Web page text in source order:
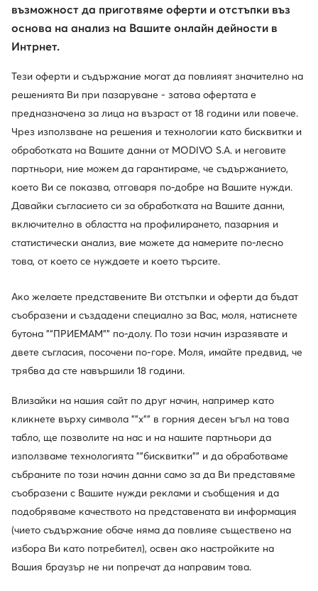
Aldo
Ботуши · Черен
198,89€
Tommy Hilfiger
Ботуши · Тъмносин
183,55€
JOOP!
Ботуши · Черен
188,67€
Polo Ralph Lauren
Ботуши · Черен
669,28 €
възможност да приготвяме оферти и отстъпки въз
основа на анализ на Вашите онлайн дейности в
Интрнет.
Тези оферти и съдържание могат да повлияят значително на
решенията Ви при пазаруване - затова офертата е
предназначена за лица на възраст от 18 години или повече.
Чрез използване на решения и технологии като бисквитки и
обработката на Вашите данни от MODIVO S.A. и неговите
партньори, ние можем да гарантираме, че съдържанието,
което Ви се показва, отговаря по-добре на Вашите нужди.
Давайки съгласието си за обработката на Вашите данни,
включително в областта на профилирането, пазарния и
статистически анализ, вие можете да намерите по-лесно
това, от което се нуждаете и което търсите.
Ако желаете представените Ви отстъпки и оферти да бъдат
съобразени и създадени специално за Вас, моля, натиснете
бутона ""ПРИЕМАМ"" по-долу. По този начин изразявате и
двете съгласия, посочени по-горе. Моля, имайте предвид, че
трябва да сте навършили 18 години.
Влизайки на нашия сайт по друг начин, например като
кликнете върху символа ""x"" в горния десен ъгъл на това
табло, ще позволите на нас и на нашите партньори да
използваме технологията ""бисквитки"" и да обработваме
събраните по този начин данни само за да Ви представяме
съобразени с Вашите нужди реклами и съобщения и да
подобряваме качеството на представената ви информация
(чието съдържание обаче няма да повлияе съществено на
избора Ви като потребител), освен ако настройките на
Вашия браузър не ни попречат да направим това.